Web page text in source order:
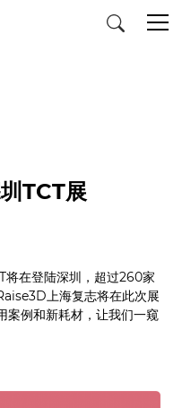
TCT展
将在登陆深圳，超过260家
上海复志将在此次展
案例和新耗材，让我们一窥